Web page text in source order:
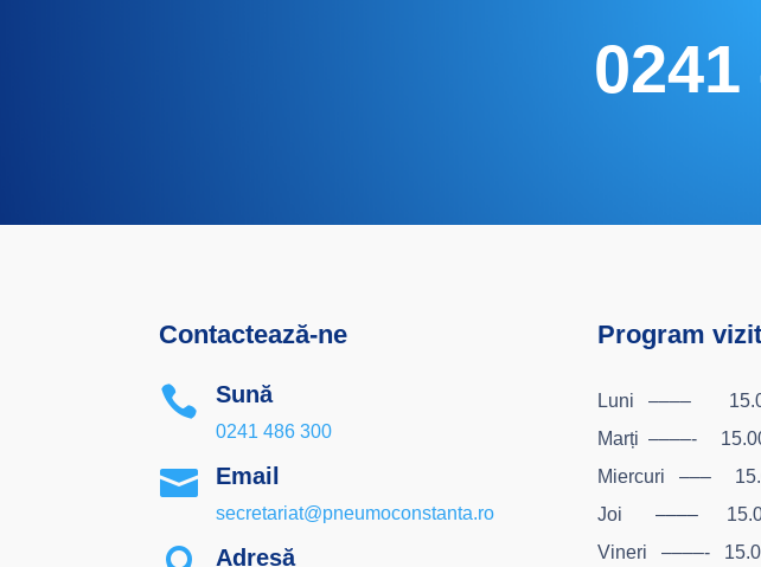
0241
Contactează-ne
 Sună
0241 486 300
 Email
secretariat@pneumoconstanta.ro
Adresă
Program
Luni ––––
Marți ––––-
Miercuri –––
Joi –––– 15.00
Vineri ––––-